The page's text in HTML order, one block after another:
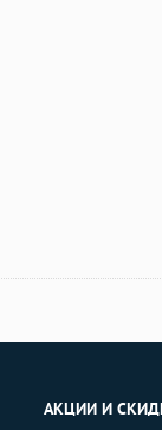
АКЦИИ И